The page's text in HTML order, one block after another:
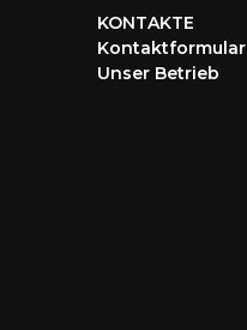
KONTAKTE
Kontaktformular
Unser Betrieb